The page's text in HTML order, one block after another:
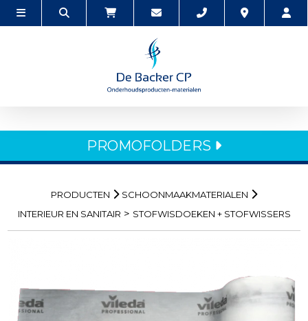
PROMOFOLDERS
PRODUCTEN
SCHOONMAAKMATERIALEN
INTERIEUR EN SANITAIR > STOFWISDOEKEN + STOFWISSERS